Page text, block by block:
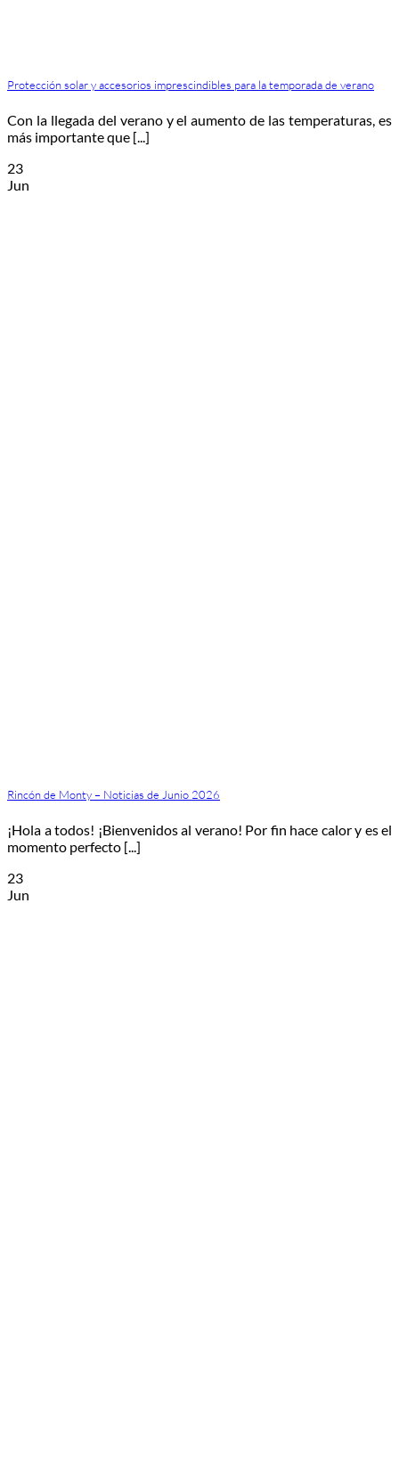
Protección solar y accesorios imprescindibles para la temporada de verano
Con la llegada del verano y el aumento de las temperaturas, es
más importante que [...]
23
Jun
Rincón de Monty – Noticias de Junio 2026
¡Hola a todos! ¡Bienvenidos al verano! Por fin hace calor y es el
momento perfecto [...]
23
Jun